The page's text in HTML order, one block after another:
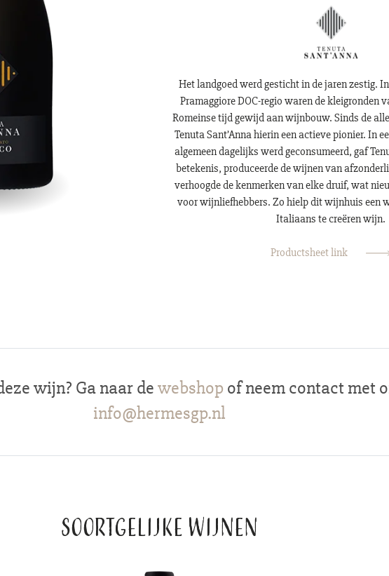
Het landgoed werd gesticht in de jaren zestig.
Pramaggiore DOC-regio waren de kleigronden
Romeinse tijd gewijd aan wijnbouw. Sinds de
Tenuta Sant’Anna hierin een actieve pionier. In
algemeen dagelijks werd geconsumeerd, gaf
betekenis, produceerde de wijnen van
verhoogde de kenmerken van elke druif, wat
voor wijnliefhebbers. Zo hielp dit wijnhuis een
Italiaans te creëren wijn.
Productsheet link
wijn? Ga naar dewebshop of neem contact met
info@hermesgp.nl
Soortgelijke wijnen